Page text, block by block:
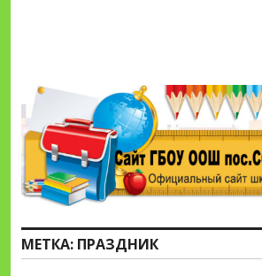
Сайт ГБОУ ООШ
МЕТКА: ПРАЗДНИК